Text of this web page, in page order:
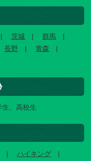
茨城
群馬
長野
青森
生、高校生
ハイキング